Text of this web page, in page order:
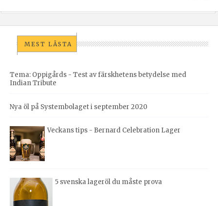
MEST LÄSTA
Tema: Oppigårds - Test av färskhetens betydelse med
Indian Tribute
Nya öl på Systembolaget i september 2020
Veckans tips - Bernard Celebration Lager
5 svenska lageröl du måste prova